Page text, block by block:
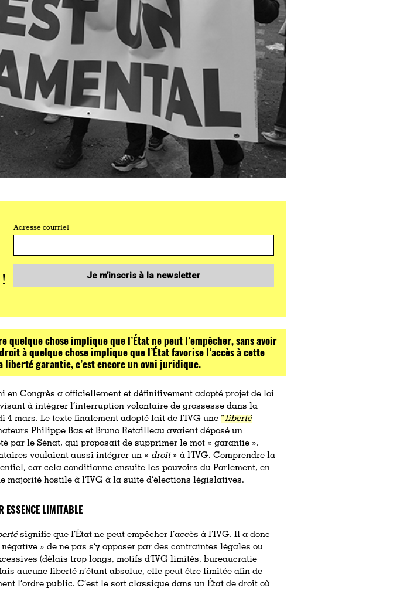
!
Adresse courriel
Je m’inscris à la newsletter
quelque chose implique que l’État ne peut l’empêcher, sans avoir
à quelque chose implique que l’État favorise l’accès à cette
liberté garantie, c’est encore un ovni juridique.
en Congrès a officiellement et définitivement adopté projet de loi
à intégrer l’interruption volontaire de grossesse dans la
4 mars. Le texte finalement adopté fait de l’IVG une “liberté
Philippe Bas et Bruno Retailleau avaient déposé un
par le Sénat, qui proposait de supprimer le mot « garantie ».
voulaient aussi intégrer un « droit» à l’IVG. Comprendre la
car cela conditionne ensuite les pouvoirs du Parlement, en
majorité hostile à l’IVG à la suite d’élections législatives.
ESSENCE LIMITABLE
signifie que l’État ne peut empêcher l’accès à l’IVG. Il a donc
» de ne pas s’y opposer par des contraintes légales ou
(délais trop longs, motifs d’IVG limités, bureaucratie
aucune liberté n’étant absolue, elle peut être limitée afin de
l’ordre public. C’est le sort classique dans un État de droit où